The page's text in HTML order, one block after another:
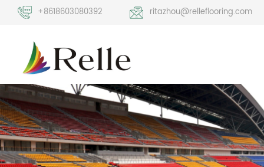
+8618603080392 ritazhou@relleflooring.com